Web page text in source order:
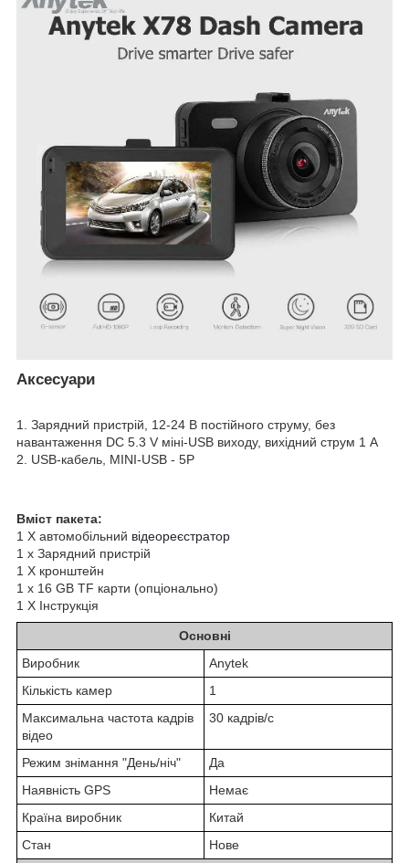
Аксесуари
1. Зарядний пристрій, 12-24 В постійного струму, без
навантаження DC 5.3 V міні-USB виходу, вихідний струм 1 А
2. USB-кабель, MINI-USB - 5P
Вміст пакета:
1 Х автомобільний відеореєстратор
1 x Зарядний пристрій
1 X кронштейн
1 x 16 GB TF карти (опціонально)
1 X Інструкція
Основні
Виробник
Anytek
Кількість камер
1
Максимальна частота кадрів
відео
30 кадрів/с
Режим знімання "День/ніч"
Да
Наявність GPS
Немає
Країна виробник
Китай
Стан
Нове